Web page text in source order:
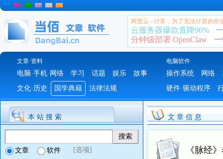
阿里云 - 计算，为了无法计算的价
云服务器爆款直降90%
分钟级部署 OpenClaw
文章·资料 电脑软件
电脑·手机·网络 学习 话题 娱乐
故事
文化·历史
国学典籍 法律法规
操作系统 网络
硬件·驱动程序
本 站 搜 索
文章 软件 [选项]
文 章 信 息
《脉经